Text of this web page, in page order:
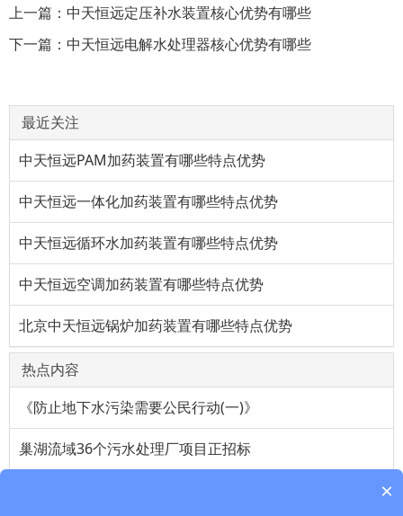
上一篇： 中天恒远定压补水装置核心优势有哪些
下一篇： 中天恒远电解水处理器核心优势有哪些
最近关注
中天恒远PAM加药装置有哪些特点优势
中天恒远一体化加药装置有哪些特点优势
中天恒远循环水加药装置有哪些特点优势
中天恒远空调加药装置有哪些特点优势
北京中天恒远锅炉加药装置有哪些特点优势
热点内容
《防止地下水污染需要公民行动(一)》
巢湖流域36个污水处理厂项目正招标
×